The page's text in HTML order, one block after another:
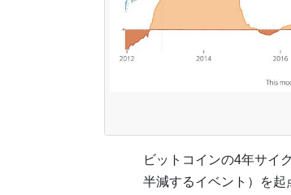
ビットコインの4年サイ
半減するイベント）を